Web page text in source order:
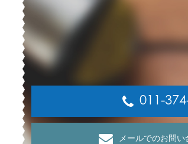
011-
メールでのお問